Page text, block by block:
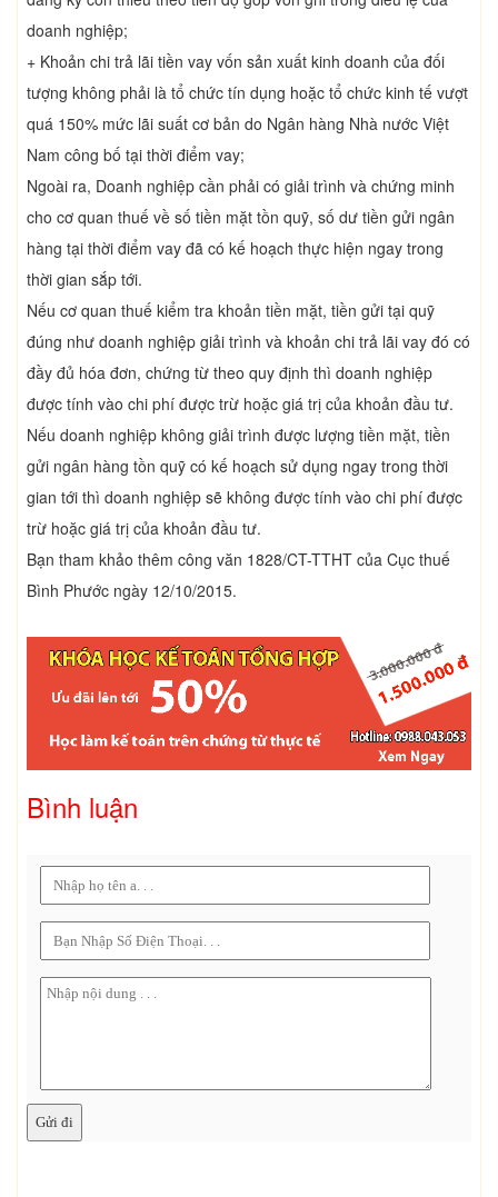
doanh nghiệp;
+ Khoản chi trả lãi tiền vay vốn sản xuất kinh doanh của đối
tượng không phải là tổ chức tín dụng hoặc tổ chức kinh tế vượt
quá 150% mức lãi suất cơ bản do Ngân hàng Nhà nước Việt
Nam công bố tại thời điểm vay;
Ngoài ra, Doanh nghiệp cần phải có giải trình và chứng minh
cho cơ quan thuế về số tiền mặt tồn quỹ, số dư tiền gửi ngân
hàng tại thời điểm vay đã có kế hoạch thực hiện ngay trong
thời gian sắp tới.
Nếu cơ quan thuế kiểm tra khoản tiền mặt, tiền gửi tại quỹ
đúng như doanh nghiệp giải trình và khoản chi trả lãi vay đó có
đầy đủ hóa đơn, chứng từ theo quy định thì doanh nghiệp
được tính vào chi phí được trừ hoặc giá trị của khoản đầu tư.
Nếu doanh nghiệp không giải trình được lượng tiền mặt, tiền
gửi ngân hàng tồn quỹ có kế hoạch sử dụng ngay trong thời
gian tới thì doanh nghiệp sẽ không được tính vào chi phí được
trừ hoặc giá trị của khoản đầu tư.
Bạn tham khảo thêm công văn 1828/CT-TTHT của Cục thuế
Bình Phước ngày 12/10/2015.
Bình luận